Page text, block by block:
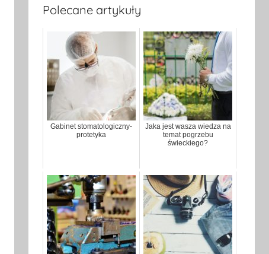
Polecane artykuły
Gabinet stomatologiczny-
protetyka
Jaka jest wasza wiedza na
temat pogrzebu
świeckiego?